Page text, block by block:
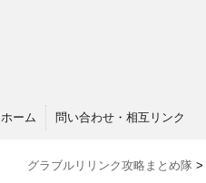
ホーム 問い合わせ・相互リンク
グラブルリリンク攻略まとめ隊 >